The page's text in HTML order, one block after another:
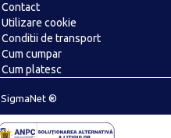
Contact
Utilizare cookie
Conditii de transport
Cum cumpar
Cum platesc
SigmaNet ®